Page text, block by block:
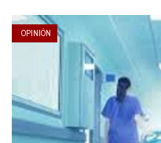
OPINIÓN